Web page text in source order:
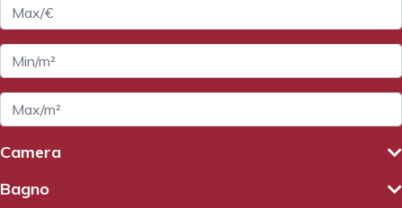
Camera
Bagno